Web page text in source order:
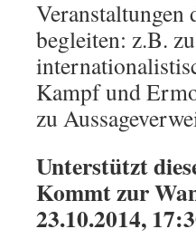
Veranstaltungen
begleiten: z.B.
Kampf und
zu
Unterstützt
Kommt zur
23.10.2014,